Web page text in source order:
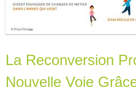
La Reconversion
Nouvelle Voie